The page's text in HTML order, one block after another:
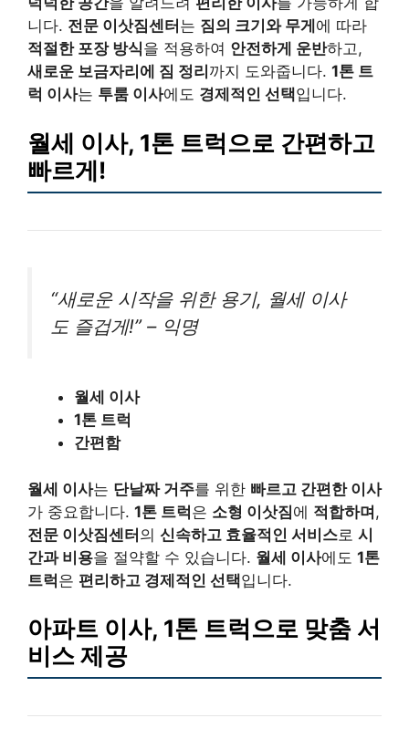
니다. 전문 이삿짐센터 는 짐의 크기와 무게 에 따라
적절한 포장 방식을 적용하여 안전하게 운반하고,
새로운 보금자리에 짐 정리 까지 도와줍니다. 1톤 트
럭 이사는 투룸 이사에도 경제적인 선택입니다.
월세 이사, 1톤 트럭으로 간편하고
빠르게!
“새로운 시작을 위한 용기, 월세 이사
도 즐겁게!” – 익명
월세 이사
1톤 트럭
간편함
월세 이사는 단날짜 거주를 위한 빠르고 간편한 이사
가 중요합니다. 1톤 트럭은 소형 이삿짐에 적합하며,
전문 이삿짐센터의 신속하고 효율적인 서비스로 시
간과 비용을 절약할 수 있습니다. 월세 이사에도 1톤
트럭은 편리하고 경제적인 선택입니다.
아파트 이사, 1톤 트럭으로 맞춤 서
비스 제공